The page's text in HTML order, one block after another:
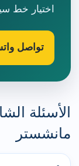
اختيار خط
تواصل
الأسئلة
مانشستر